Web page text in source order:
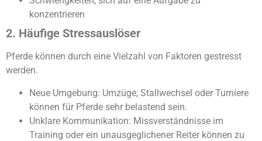
konzentrieren
2. Häufige Stressauslöser
Pferde können durch eine Vielzahl von Faktoren gestresst
werden.
Neue Umgebung: Umzüge, Stallwechsel oder Turniere
können für Pferde sehr belastend sein.
Unklare Kommunikation: Missverständnisse im
Training oder ein unausgeglichener Reiter können zu